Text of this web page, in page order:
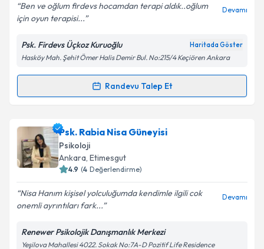
Kişisel verilerimin işlenmesine ilişkin
Metni'ni okudum ve kişisel verilerimin belirtilen
kapsamda işlenmesini kabul ediyorum.
Takvim Talebini Gönder
Ben ve oğlum firdevs hocamdan terapi aldık..oğlum
için oyun terapisi...
Devamı
Psk. Firdevs Üçkoz Kuruoğlu Haritada Göster
Hasköy Mah. Şehit Ömer Halis Demir Bul. No:215/4 Keçiören Ankara
Randevu Talep Et
Randevu Takvimi Talebi
Psk. Firdevs Ückoz Kuruoğluiçin randevu takvimi
talebi oluşturun. Size bu uzmandan randevu almanız
için bir takvim hazırlandığında e-posta ile
bilgilendireceğiz.
E-posta Adresiniz
Psk. Rabia Nisa Güneyisi
Psikoloji
Ankara, Etimesgut
4.9 (4 Değerlendirme)
Nisa Hanım kişisel yolculuğumda kendimle ilgili cok
onemli ayrıntıları fark...
Devamı
Renewer Psikolojik Danışmanlık Merkezi
Yeşilova Mahallesi 4022. Sokak No:7A-D Pozitif Life Residence